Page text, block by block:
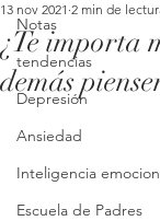
Notas
tendencias
Depresión
Ansiedad
Inteligencia
Escuela de Padres
¿Te importa
demás
13 nov 2021 2 min de